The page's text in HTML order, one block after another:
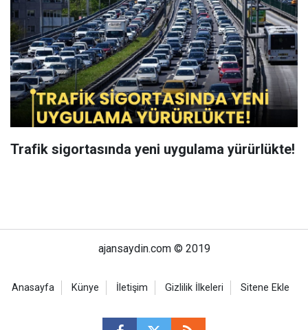
Trafik sigortasında yeni uygulama yürürlükte!
ajansaydin.com © 2019
Anasayfa Künye İletişim Gizlilik İlkeleri Sitene Ekle